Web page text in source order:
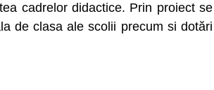
cadrelor didactice. Prin proiect se
de clasa ale scolii precum si dotări